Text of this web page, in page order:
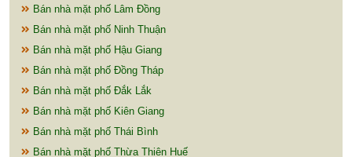
Bán nhà mặt phố Lâm Đồng
Bán nhà mặt phố Ninh Thuận
Bán nhà mặt phố Hậu Giang
Bán nhà mặt phố Đồng Tháp
Bán nhà mặt phố Đắk Lắk
Bán nhà mặt phố Kiên Giang
Bán nhà mặt phố Thái Bình
Bán nhà mặt phố Thừa Thiên Huế